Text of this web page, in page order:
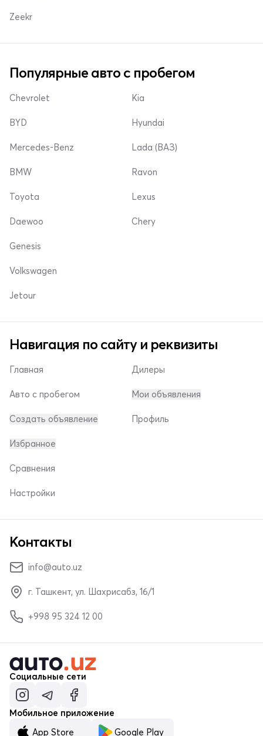
Zeekr
Популярные авто с пробегом
Chevrolet
BYD
Mercedes-Benz
Kia
Hyundai
Lada (ВАЗ)
BMW
Toyota
Daewoo
Ravon
Lexus
Chery
Genesis
Volkswagen
Jetour
Навигация по сайту и реквизиты
Главная
Авто с пробегом
Создать объявление
Дилеры
Мои объявления
Профиль
Избранное
Сравнения
Настройки
Контакты
info@auto.uz
г. Ташкент, ул. Шахрисабз, 16/1
+998 95 324 12 00
Социальные сети
Мобильное приложение
App Store
Google Play